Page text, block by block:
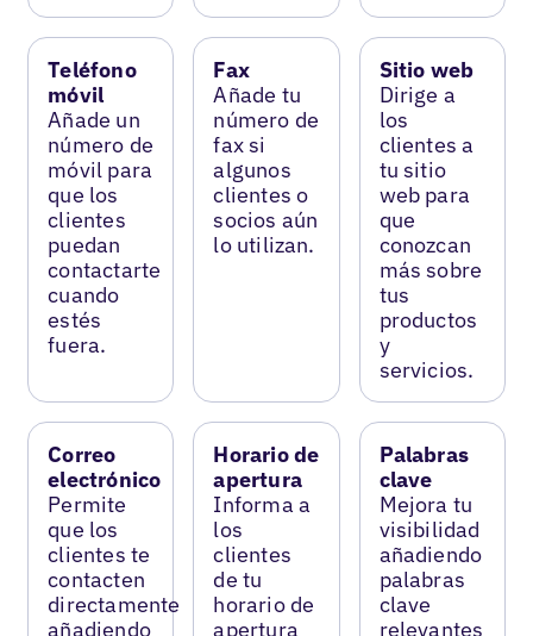
Teléfono
móvil
Añade un
número de
móvil para
que los
clientes
puedan
contactarte
cuando
estés
fuera.
Fax
Añade tu
número de
fax si
algunos
clientes o
socios aún
lo utilizan.
Sitio web
Dirige a
los
clientes a
tu sitio
web para
que
conozcan
más sobre
tus
productos
y
servicios.
Correo
electrónico
Permite
que los
clientes te
contacten
directamente
añadiendo
Horario de
apertura
Informa a
los
clientes
de tu
horario de
apertura
Palabras
clave
Mejora tu
visibilidad
añadiendo
palabras
clave
relevantes